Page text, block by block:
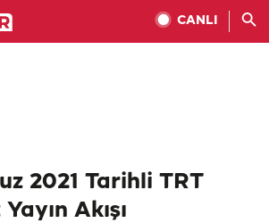
CANLI
2021 Tarihli TRT
Akışı